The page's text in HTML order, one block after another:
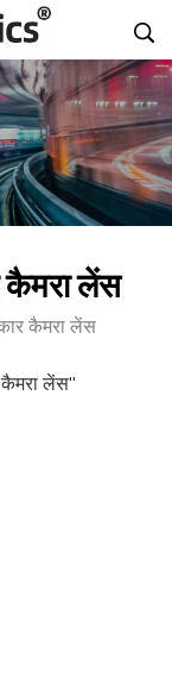
कैमरा लेंस
कैमरा लेंस
कैमरा लेंस"